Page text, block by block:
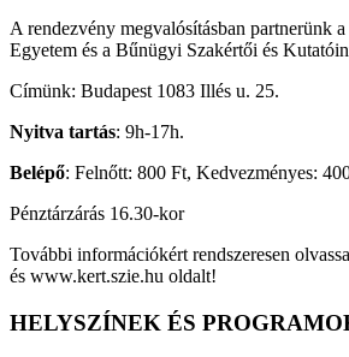
A rendezvény megvalósításban partnerünk
Egyetem és a Bűnügyi Szakértői és
Címünk: Budapest 1083 Illés u. 25.
Nyitva tartás: 9h-17h.
Belépő: Felnőtt: 800 Ft, Kedvezményes:
Pénztárzárás 16.30-kor
További információkért rendszeresen
és www.kert.szie.hu oldalt!
HELYSZÍNEK ÉS